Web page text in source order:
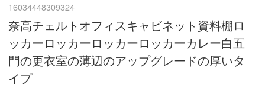
16034448309324
奈高チェルトオフィスキャビネット資料棚ロ
ッカーロッカーロッカーロッカーカレー白五
門の更衣室の薄辺のアップグレードの厚いタ
イプ